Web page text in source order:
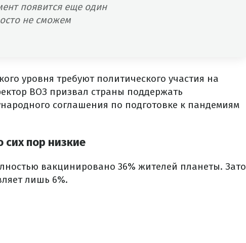
появится еще один
не сможем
уровня требуют политического участия на
ВОЗ призвал страны поддержать
соглашения по подготовке к пандемиям
пор низкие
вакцинировано 36% жителей планеты. Зато
лишь 6%.